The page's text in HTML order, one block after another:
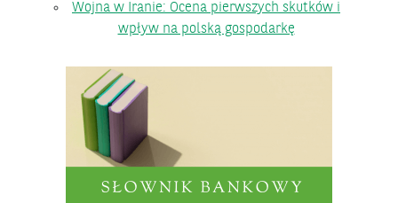
Wojna w Iranie: Ocena pierwszych skutków i
wpływ na polską gospodarkę